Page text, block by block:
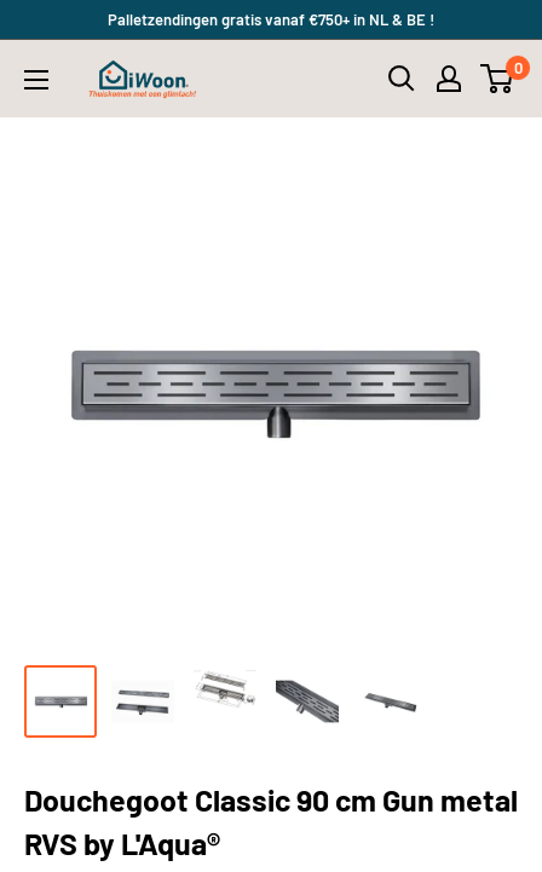
content
Palletzendingen gratis vanaf €750+ in NL & BE !
iWoon.nl 0
Douchegoot Classic 90 cm Gun metal
RVS by L'Aqua®